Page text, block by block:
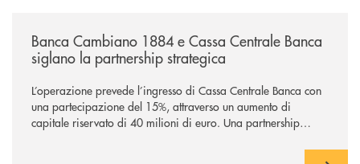
Banca Cambiano 1884 e Cassa Centrale Banca
siglano la partnership strategica
L’operazione prevede l’ingresso di Cassa Centrale Banca con
una partecipazione del 15%, attraverso un aumento di
capitale riservato di 40 milioni di euro. Una partnership
comuni e sulla prossimità ai territori, per ampliare l’offerta e